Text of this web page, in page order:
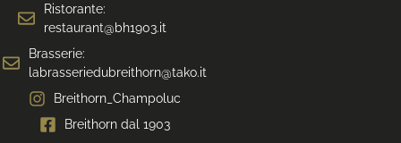
Ristorante:
restaurant@bh1903.it
Brasserie:
labrasseriedubreithorn@tako.it
Breithorn_Champoluc
Breithorn dal 1903